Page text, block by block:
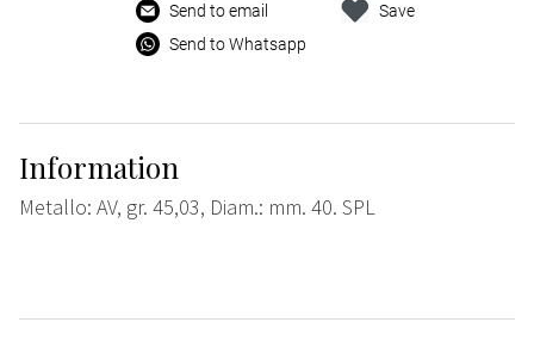
Send to email
Send to Whatsapp
Save
Information
Metallo: AV, gr. 45,03, Diam.: mm. 40. SPL